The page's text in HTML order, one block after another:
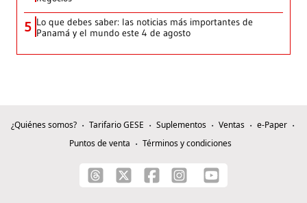
5 Lo que debes saber: las noticias más importantes de
Panamá y el mundo este 4 de agosto
¿Quiénes somos? Tarifario GESE Suplementos Ventas
e-Paper
Puntos de venta
Términos y condiciones